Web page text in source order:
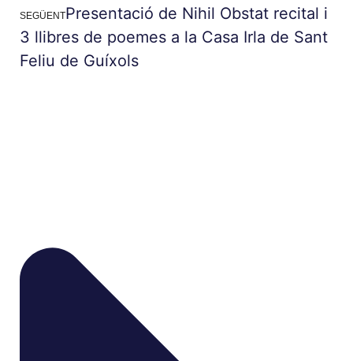
SEGÜENTPresentació de Nihil Obstat recital i
3 llibres de poemes a la Casa Irla de Sant
Feliu de Guíxols